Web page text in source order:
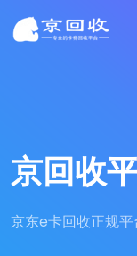
京回收
京东e卡回收正规平